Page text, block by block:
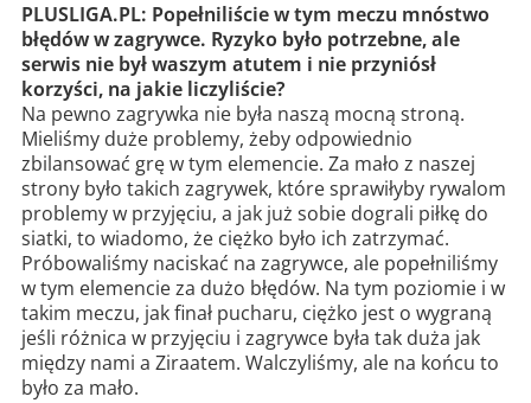
PLUSLIGA.PL: Popełniliście w tym meczu mnóstwo
błędów w zagrywce. Ryzyko było potrzebne, ale
serwis nie był waszym atutem i nie przyniósł
korzyści, na jakie liczyliście?
Na pewno zagrywka nie była naszą mocną stroną.
Mieliśmy duże problemy, żeby odpowiednio
zbilansować grę w tym elemencie. Za mało z naszej
strony było takich zagrywek, które sprawiłyby rywalom
problemy w przyjęciu, a jak już sobie dograli piłkę do
siatki, to wiadomo, że ciężko było ich zatrzymać.
Próbowaliśmy naciskać na zagrywce, ale popełniliśmy
w tym elemencie za dużo błędów. Na tym poziomie i w
takim meczu, jak finał pucharu, ciężko jest o wygraną
jeśli różnica w przyjęciu i zagrywce była tak duża jak
między nami a Ziraatem. Walczyliśmy, ale na końcu to
było za mało.